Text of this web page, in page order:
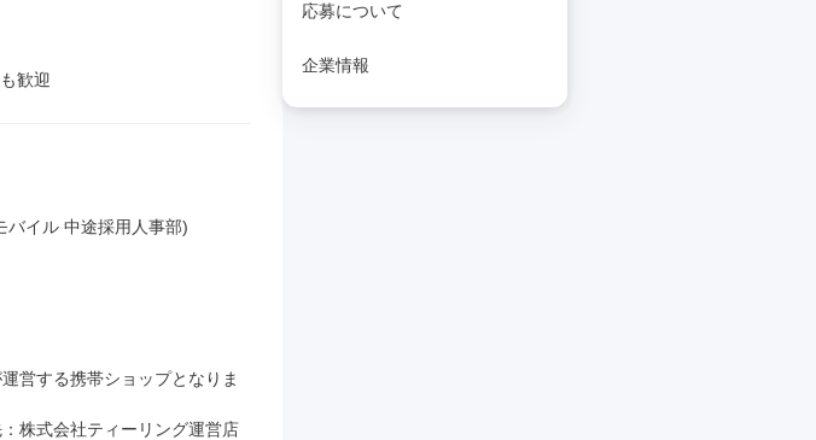
歓迎
バイル 中途採用人事部)
営する携帯ショップとなりま
株式会社ティーリング運営店
応募について
企業情報